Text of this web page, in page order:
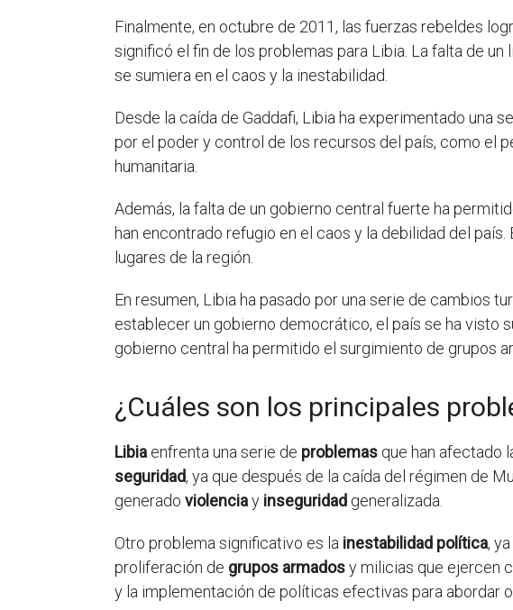
Finalmente, en octubre de 2011, las fuerzas rebeldes
significó el fin de los problemas para Libia. La falta de
se sumiera en el caos y la inestabilidad.
Desde la caída de Gaddafi, Libia ha experimentado una
por el poder y control de los recursos del país, como el
humanitaria.
Además, la falta de un gobierno central fuerte ha
han encontrado refugio en el caos y la debilidad del
lugares de la región.
En resumen, Libia ha pasado por una serie de cambios
establecer un gobierno democrático, el país se ha visto
gobierno central ha permitido el surgimiento de grupos
¿Cuáles son los principales
Libia enfrenta una serie de problemas que han afectado
seguridad, ya que después de la caída del régimen de
generado violenciay inseguridad generalizada.
Otro problema significativo es la inestabilidad política,
proliferación de grupos armadosy milicias que ejercen
y la implementación de políticas efectivas para abordar